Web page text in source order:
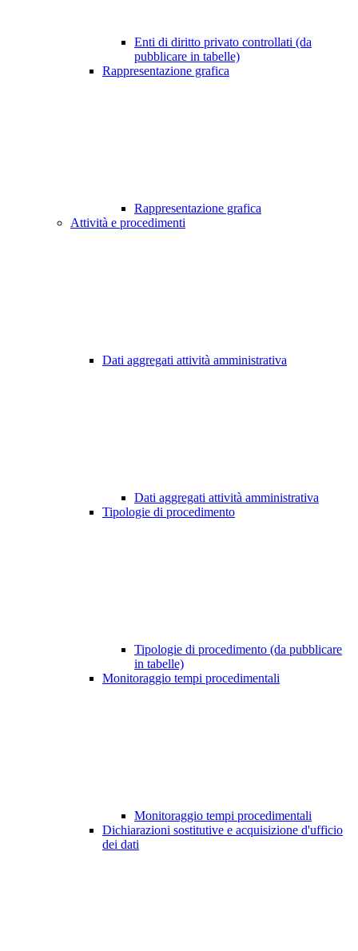
Enti di diritto privato controllati (da
pubblicare in tabelle)
Rappresentazione grafica
Rappresentazione grafica
Attività e procedimenti
Dati aggregati attività amministrativa
Dati aggregati attività amministrativa
Tipologie di procedimento
Tipologie di procedimento (da pubblicare
in tabelle)
Monitoraggio tempi procedimentali
Monitoraggio tempi procedimentali
Dichiarazioni sostitutive e acquisizione d'ufficio
dei dati